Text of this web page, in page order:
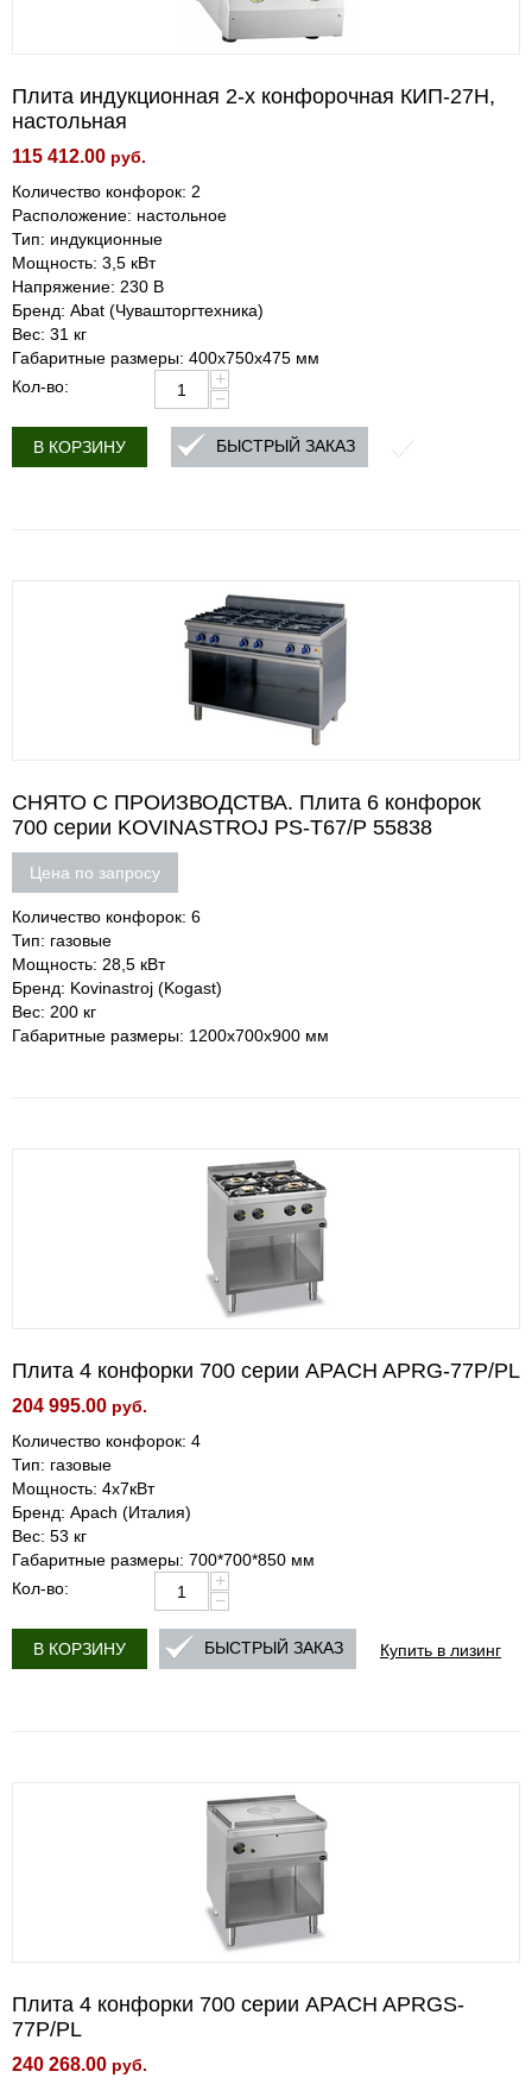
Плита индукционная 2-х конфорочная КИП-27Н,
настольная
115 412.00 руб.
Количество конфорок: 2
Расположение: настольное
Тип: индукционные
Мощность: 3,5 кВт
Напряжение: 230 В
Бренд: Abat (Чувашторгтехника)
Вес: 31 кг
Габаритные размеры: 400х750х475 мм
Кол-во:
+
−
В КОРЗИНУ БЫСТРЫЙ ЗАКАЗ
СНЯТО С ПРОИЗВОДСТВА. Плита 6 конфорок
700 серии KOVINASTROJ PS-T67/P 55838
Цена по запросу
Количество конфорок: 6
Тип: газовые
Мощность: 28,5 кВт
Бренд: Kovinastroj (Kogast)
Вес: 200 кг
Габаритные размеры: 1200x700x900 мм
Плита 4 конфорки 700 серии APACH APRG-77P/PL
204 995.00 руб.
Количество конфорок: 4
Тип: газовые
Мощность: 4х7кВт
Бренд: Apach (Италия)
Вес: 53 кг
Габаритные размеры: 700*700*850 мм
Кол-во:
+
−
В КОРЗИНУ Купить в лизинг
БЫСТРЫЙ ЗАКАЗ
Плита 4 конфорки 700 серии APACH APRGS-
77P/PL
240 268.00 руб.